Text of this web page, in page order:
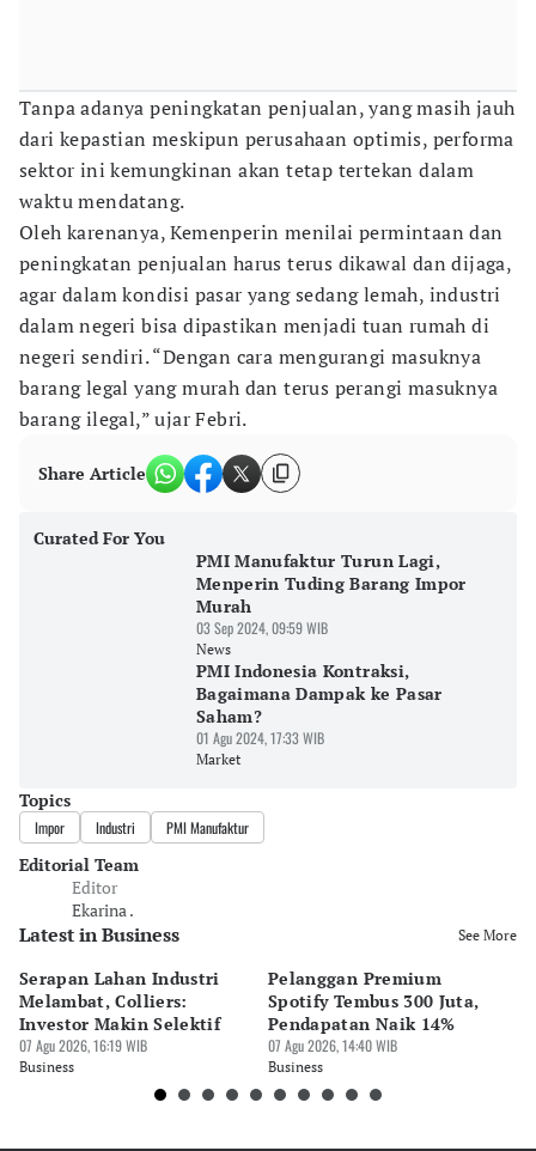
Tanpa adanya peningkatan penjualan, yang masih jauh
dari kepastian meskipun perusahaan optimis, performa
sektor ini kemungkinan akan tetap tertekan dalam
waktu mendatang.
Oleh karenanya, Kemenperin menilai permintaan dan
peningkatan penjualan harus terus dikawal dan dijaga,
agar dalam kondisi pasar yang sedang lemah, industri
dalam negeri bisa dipastikan menjadi tuan rumah di
negeri sendiri. “Dengan cara mengurangi masuknya
barang legal yang murah dan terus perangi masuknya
barang ilegal,” ujar Febri.
Share Article
Curated For You
PMI Manufaktur Turun Lagi,
Menperin Tuding Barang Impor
Murah
03 Sep 2024, 09:59 WIB
News
PMI Indonesia Kontraksi,
Bagaimana Dampak ke Pasar
Saham?
01 Agu 2024, 17:33 WIB
Market
Topics
Impor Industri PMI Manufaktur
Editorial Team
Editor
Ekarina .
Latest in Business See More
Serapan Lahan Industri
Melambat, Colliers:
Investor Makin Selektif
07 Agu 2026, 16:19 WIB
Business
Pelanggan Premium
Spotify Tembus 300 Juta,
Pendapatan Naik 14%
07 Agu 2026, 14:40 WIB
Business